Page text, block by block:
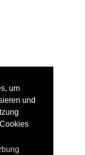
um
und